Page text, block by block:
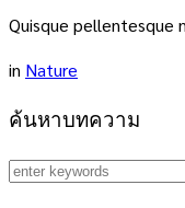
Quisque pellentesque
in Nature
ค้นหาบทความ